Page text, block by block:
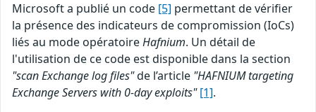
Microsoft a publié un code [5] permettant de vérifier
la présence des indicateurs de compromission (IoCs)
liés au mode opératoireHafnium. Un détail de
l'utilisation de ce code est disponible dans la section
"scan Exchange log files"de l’article "HAFNIUM targeting
Exchange Servers with 0-day exploits" [1].